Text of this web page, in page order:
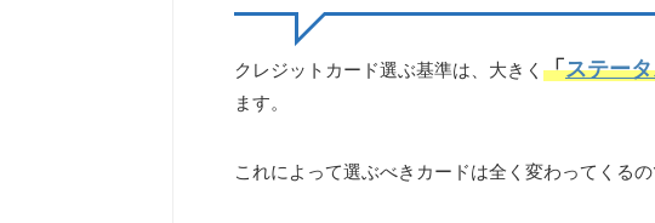
クレジットカード選ぶ基準は、大きく 「ステー
ます。
これによって選ぶべきカードは全く変わってくる